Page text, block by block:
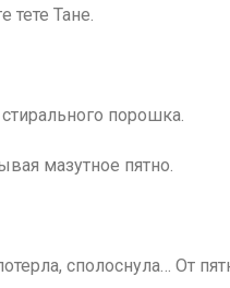
тете Тане.
порошка.
мазутное пятно.
сполоснула… От